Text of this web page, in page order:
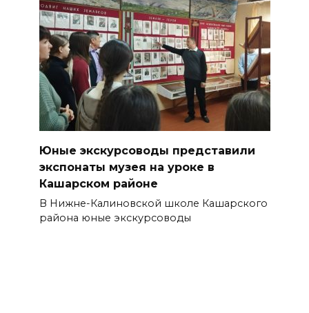
Юные экскурсоводы представили
экспонаты музея на уроке в
Кашарском районе
В Нижне-Калиновской школе Кашарского
района юные экскурсоводы